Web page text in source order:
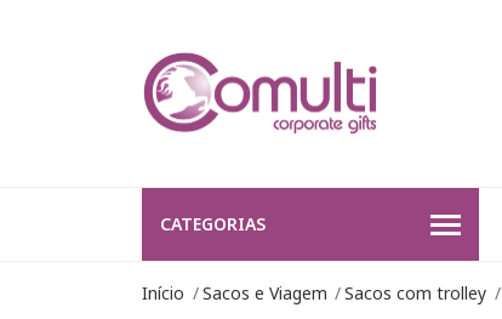
CATEGORIAS
Início Sacos e Viagem Sacos com trolley